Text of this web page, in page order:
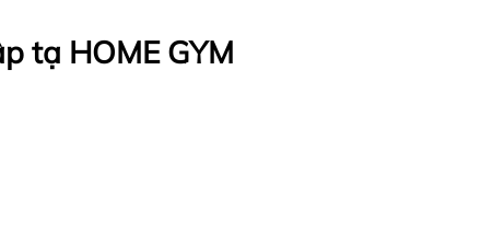
tạ HOME GYM